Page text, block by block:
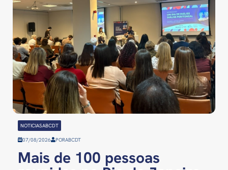
NOTICIASABCDT
07/08/2026 PORABCDT
Mais de 100 pessoas